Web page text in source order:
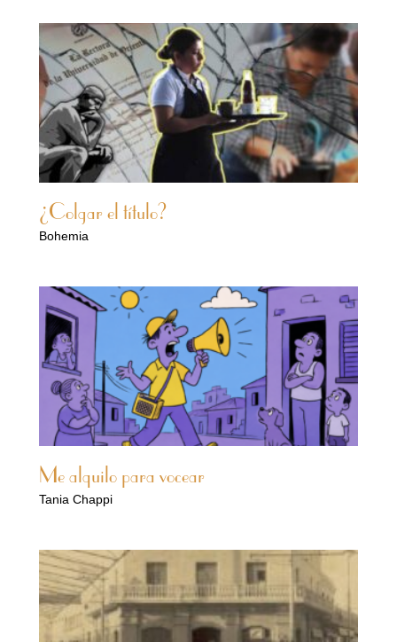
¿Colgar el título?
Bohemia
Me alquilo para vocear
Tania Chappi